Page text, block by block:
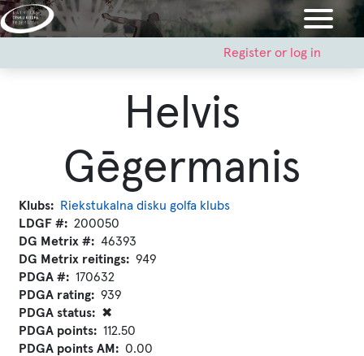
Skip
to
menu
Register or log in
Helvis
Gēgermanis
Klubs
Riekstukalna disku golfa klubs
LDGF #
200050
DG Metrix #
46393
DG Metrix reitings
949
PDGA #
170632
PDGA rating
939
PDGA status
✖
PDGA points
112.50
PDGA points AM
0.00